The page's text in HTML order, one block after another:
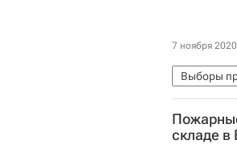
7 ноября
Выборы
Владимир
складе в